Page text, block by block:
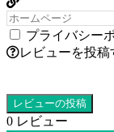
プライバシー
レビューを投
0 レビュー